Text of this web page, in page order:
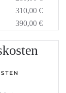
310,00 €
390,00 €